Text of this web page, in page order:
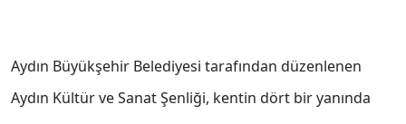
Aydın Büyükşehir Belediyesi tarafından düzenlenen
Aydın Kültür ve Sanat Şenliği, kentin dört bir yanında